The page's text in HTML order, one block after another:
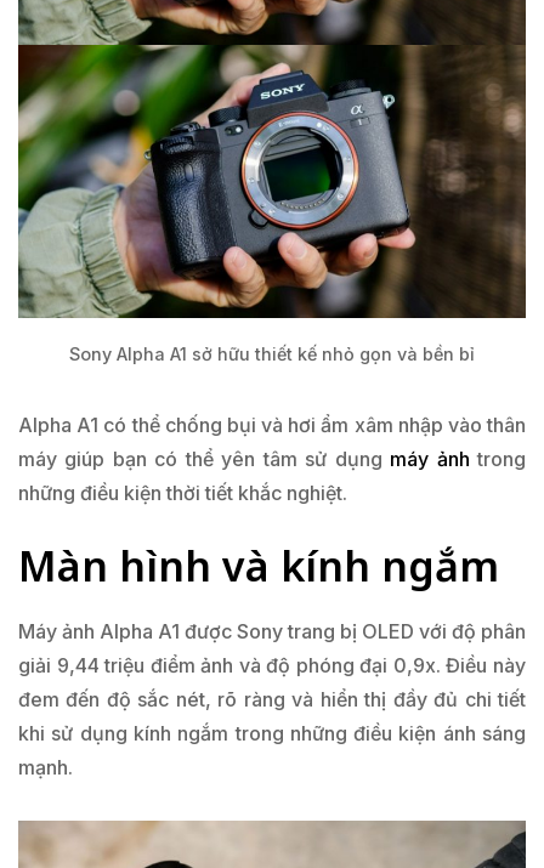
Sony Alpha A1 sở hữu thiết kế nhỏ gọn và bền bỉ
Alpha A1 có thể chống bụi và hơi ẩm xâm nhập vào thân
máy giúp bạn có thể yên tâm sử dụng máy ảnh trong
những điều kiện thời tiết khắc nghiệt.
Màn hình và kính ngắm
Máy ảnh Alpha A1 được Sony trang bị OLED với độ phân
giải 9,44 triệu điểm ảnh và độ phóng đại 0,9x. Điều này
đem đến độ sắc nét, rõ ràng và hiển thị đầy đủ chi tiết
khi sử dụng kính ngắm trong những điều kiện ánh sáng
mạnh.